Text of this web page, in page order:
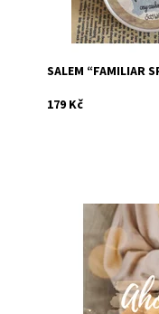
SALEM “FAMILIAR
179 Kč
PODZIM. Přináší
pečlivě chystá na
pumpkins
Dostupnost:
2820